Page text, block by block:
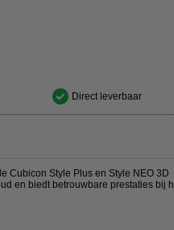
Direct leverbaar
Cubicon Style Plus en Style NEO 3D
en biedt betrouwbare prestaties bij